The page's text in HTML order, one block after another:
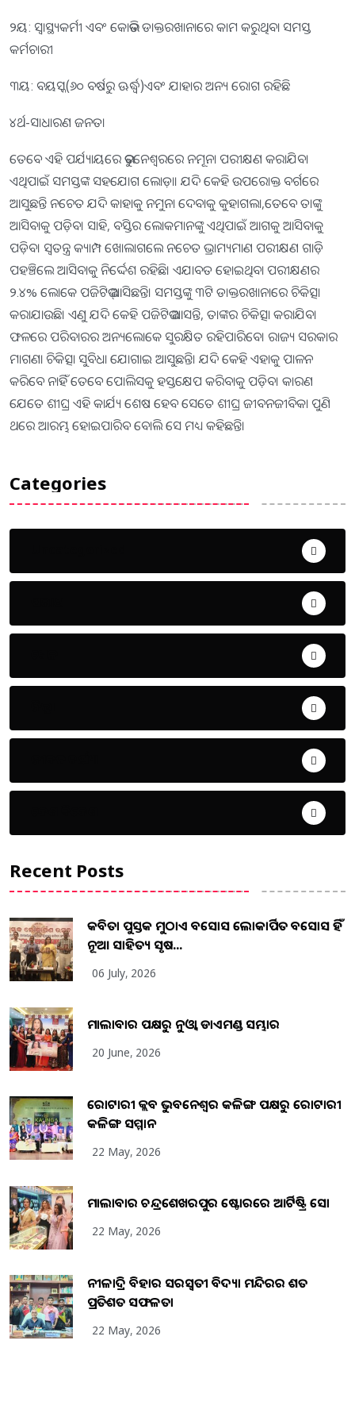
୨ୟ: ସ୍ବାସ୍ଥ୍ୟକର୍ମୀ ଏବଂ କୋଭିଡ ଡାକ୍ତରଖାନାରେ କାମ କରୁଥିବା ସମସ୍ତ
କର୍ମଚାରୀ
୩ୟ: ବୟସ୍କ(୬୦ ବର୍ଷରୁ ଊର୍ଦ୍ଧ୍ୱ)ଏବଂ ଯାହାର ଅନ୍ୟ ରୋଗ ରହିଛି
୪ର୍ଥ-ସାଧାରଣ ଜନତା
ତେବେ ଏହି ପର୍ଯ୍ୟାୟରେ ଭୁବନେଶ୍ୱରରେ ନମୂନା ପରୀକ୍ଷଣ କରାଯିବ।
ଏଥିପାଇଁ ସମସ୍ତଙ୍କ ସହଯୋଗ ଲୋଡ଼ା। ଯଦି କେହି ଉପରୋକ୍ତ ବର୍ଗରେ
ଆସୁଛନ୍ତି ନଚେତ ଯଦି କାହାକୁ ନମୁନା ଦେବାକୁ କୁହାଗଲା,ତେବେ ତାଙ୍କୁ
ଆସିବାକୁ ପଡ଼ିବ। ସାହି, ବସ୍ତିର ଲୋକମାନଙ୍କୁ ଏଥିପାଇଁ ଆଗକୁ ଆସିବାକୁ
ପଡ଼ିବ। ସ୍ବତନ୍ତ୍ର କ୍ୟାମ୍ପ ଖୋଲାଗଲେ ନଚେତ ଭ୍ରାମ୍ୟମାଣ ପରୀକ୍ଷଣ ଗାଡ଼ି
ପହଞ୍ଚିଲେ ଆସିବାକୁ ନିର୍ଦ୍ଦେଶ ରହିଛି। ଏଯାବତ ହୋଇଥିବା ପରୀକ୍ଷଣର
୨.୪% ଲୋକେ ପଜିଟିଭ୍‌ ଆସିଛନ୍ତି। ସମସ୍ତଙ୍କୁ ୩ଟି ଡାକ୍ତରଖାନାରେ ଚିକିତ୍ସା
କରାଯାଉଛି। ଏଣୁ ଯଦି କେହି ପଜିଟିଭ ଆସନ୍ତି, ତାଙ୍କର ଚିକିତ୍ସା କରାଯିବ।
ଫଳରେ ପରିବାରର ଅନ୍ୟଲୋକେ ସୁରକ୍ଷିତ ରହିପାରିବେ। ରାଜ୍ୟ ସରକାର
ମାଗଣା ଚିକିତ୍ସା ସୁବିଧା ଯୋଗାଇ ଆସୁଛନ୍ତି। ଯଦି କେହି ଏହାକୁ ପାଳନ
କରିବେ ନାହିଁ ତେବେ ପୋଲିସକୁ ହସ୍ତକ୍ଷେପ କରିବାକୁ ପଡ଼ିବ। କାରଣ
ଯେତେ ଶୀଘ୍ର ଏହି କାର୍ଯ୍ୟ ଶେଷ ହେବ ସେତେ ଶୀଘ୍ର ଜୀବନଜୀବିକା ପୁଣି
ଥରେ ଆରମ୍ଭ ହୋଇପାରିବ ବୋଲି ସେ ମଧ୍ୟ କହିଛନ୍ତି।
Categories
Recent Posts
କବିତା ପୁସ୍ତକ ମୁଠାଏ ଅବସୋସ ଲୋକାର୍ପିତ ଅବସୋସ ହିଁ
ନୂଆ ସାହିତ୍ୟ ସୃଷ...
06 July, 2026
ମାଲାବାର ପକ୍ଷରୁ ନୁଓ୍ବା ଡାଏମଣ୍ଡ ସମ୍ଭାର
20 June, 2026
ରୋଟାରୀ କ୍ଲବ ଭୁବନେଶ୍ୱର କଳିଙ୍ଗ ପକ୍ଷରୁ ରୋଟାରୀ
କଳିଙ୍ଗ ସମ୍ମାନ
22 May, 2026
ମାଲାବାର ଚନ୍ଦ୍ରଶେଖରପୁର ଷ୍ଟୋରରେ ଆର୍ଟିଷ୍ଟ୍ରି ସୋ
22 May, 2026
ନୀଳାଦ୍ରି ବିହାର ସରସ୍ୱତୀ ବିଦ୍ୟା ମନ୍ଦିରର ଶତ
ପ୍ରତିଶତ ସଫଳତା
22 May, 2026